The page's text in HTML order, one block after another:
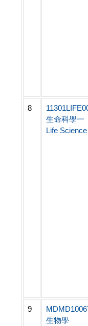
8
生命科學一
Life Science
9
生物學